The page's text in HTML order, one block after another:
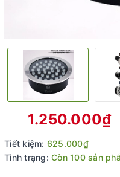
1.250.000₫
Tiết kiệm: 625.000₫
Tình trạng: Còn 100 sản